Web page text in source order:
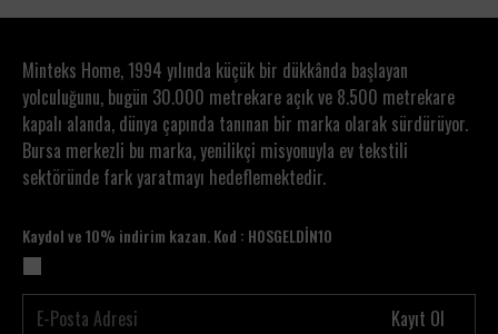
Minteks Home, 1994 yılında küçük bir dükkânda başlayan
yolculuğunu, bugün 30.000 metrekare açık ve 8.500 metrekare
kapalı alanda, dünya çapında tanınan bir marka olarak sürdürüyor.
Bursa merkezli bu marka, yenilikçi misyonuyla ev tekstili
sektöründe fark yaratmayı hedeflemektedir.
Kaydol ve 10% indirim kazan. Kod : HOSGELDİN10
Kayıt Ol